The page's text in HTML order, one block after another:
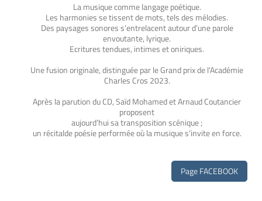
La musique comme langage poétique.
Les harmonies se tissent de mots, tels des mélodies.
Des paysages sonores s’entrelacent autour d’une parole
envoutante, lyrique.
Ecritures tendues, intimes et oniriques.
Une fusion originale, distinguée par le Grand prix de l'Académie
Charles Cros 2023.
Après la parution du CD, Saïd Mohamed et Arnaud Coutancier
proposent
aujourd’hui sa transposition scénique ;
un récitalde poésie performée où la musique s’invite en force.
Page FACEBOOK